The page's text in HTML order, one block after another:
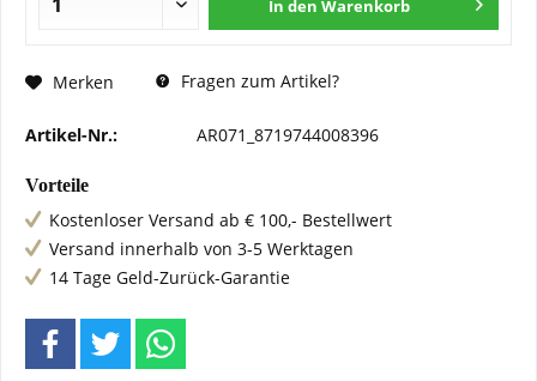
In den Warenkorb
Merken Fragen zum Artikel?
Artikel-Nr.: AR071_8719744008396
Vorteile
Kostenloser Versand ab € 100,- Bestellwert
Versand innerhalb von 3-5 Werktagen
14 Tage Geld-Zurück-Garantie